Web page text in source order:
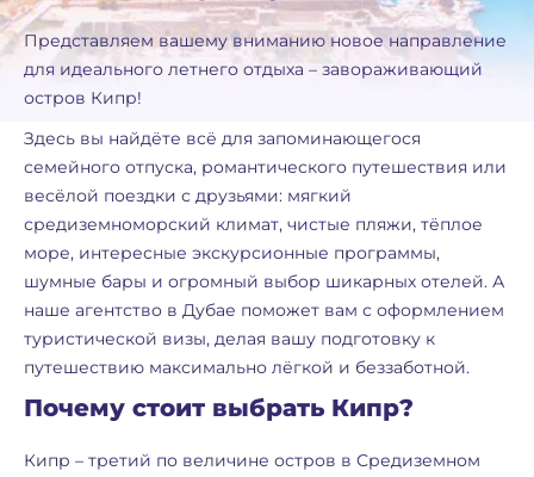
Представляем вашему вниманию новое направление
для идеального летнего отдыха – завораживающий
остров Кипр!
Здесь вы найдёте всё для запоминающегося
семейного отпуска, романтического путешествия или
весёлой поездки с друзьями: мягкий
средиземноморский климат, чистые пляжи, тёплое
море, интересные экскурсионные программы,
шумные бары и огромный выбор шикарных отелей. А
наше агентство в Дубае поможет вам с оформлением
туристической визы, делая вашу подготовку к
путешествию максимально лёгкой и беззаботной.
Почему стоит выбрать Кипр?
Кипр – третий по величине остров в Средиземном